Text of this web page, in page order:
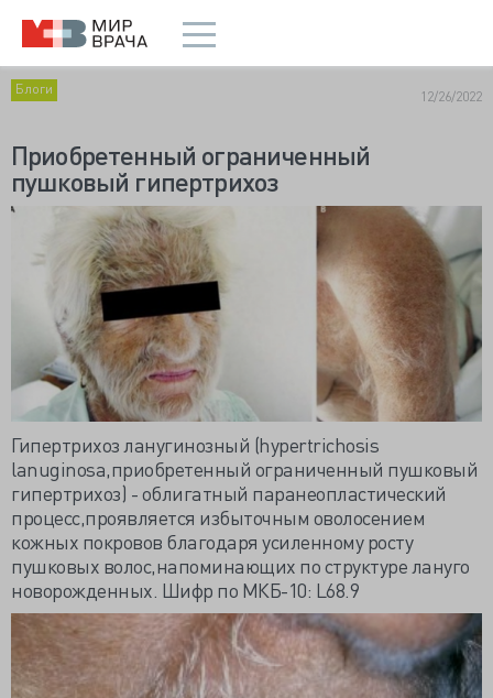
Блоги 12/26/2022
Приобретенный ограниченный
пушковый гипертрихоз
Гипертрихоз ланугинозный (hypertrichosis
lanuginosa,приобретенный ограниченный пушковый
гипертрихоз) - облигатный паранеопластический
процесс,проявляется избыточным оволосением
кожных покровов благодаря усиленному росту
пушковых волос,напоминающих по структуре лануго
новорожденных. Шифр по МКБ-10: L68.9